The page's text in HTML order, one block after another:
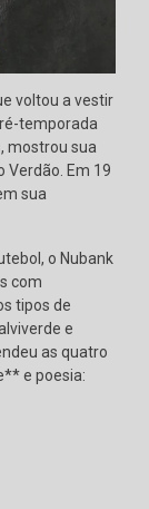
voltou a vestir
temporada
mostrou sua
Verdão. Em 19
sua
o Nubank
com
tipos de
e
as quatro
e poesia: